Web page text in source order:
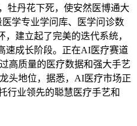
牡丹花下死，使安然医博通大
学专业学问库、医学问诊数
建立起了完美的迭代系统，
速成长阶段。正在AI医疗赛道
高质量的医疗数据和强大手艺
头地位，据悉，AI医疗市场正
行业领先的聪慧医疗手艺和